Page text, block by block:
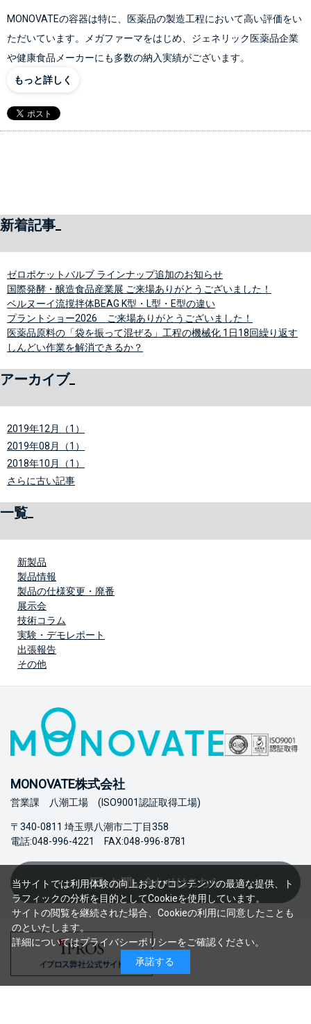
MONOVATEの容器は特に、医薬品の製造工程において高い評価をい
ただいています。メガファーマをはじめ、ジェネリック医薬品企業
や健康食品メーカーにも多数の納入実績がございます。
もっと詳しく
新着記事
ゼロポケットバルブ ラインナップ追加のお知らせ
国際発酵・醸造食品産業展 ご来場ありがとうございました！
ベルヌーイ流撹拌体BEAG K型・L型・E型の違い
プラントショー2026 ご来場ありがとうございました！
医薬品原料の「袋を振って混ぜる」工程の機械化 1日18回繰り返す
しんどい作業を解消できるか？
アーカイブ
2019年12月（1）
2019年08月（1）
2018年10月（1）
さらに古い記事
一覧
新製品
製品情報
製品の仕様変更・廃番
展示会
技術コラム
実験・デモレポート
出張報告
その他
MONOVATE株式会社
営業課 八潮工場 (ISO9001認証取得工場)
〒340-0811 埼玉県八潮市二丁目358
電話:048-996-4221 FAX:048-996-8781
お問い合わせはこちら
当サイトでは利用体験の向上およびコンテンツの最適な提供、ト
ラフィックの分析を目的としてCookieを使用しています。
サイトの閲覧を継続された場合、Cookieの利用に同意したことも
のといたします。
詳細についてはプライバシーポリシーをご確認ください。
承諾する